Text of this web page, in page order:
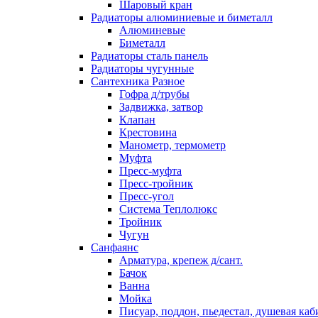
Шаровый кран
Радиаторы алюминиевые и биметалл
Алюминевые
Биметалл
Радиаторы сталь панель
Радиаторы чугунные
Сантехника Разное
Гофра д/трубы
Задвижка, затвор
Клапан
Крестовина
Манометр, термометр
Муфта
Пресс-муфта
Пресс-тройник
Пресс-угол
Система Теплолюкс
Тройник
Чугун
Санфаянс
Арматура, крепеж д/сант.
Бачок
Ванна
Мойка
Писуар, поддон, пьедестал, душевая